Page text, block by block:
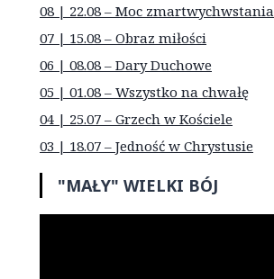
08 | 22.08 – Moc zmartwychwstania
07 | 15.08 – Obraz miłości
06 | 08.08 – Dary Duchowe
05 | 01.08 – Wszystko na chwałę
04 | 25.07 – Grzech w Kościele
03 | 18.07 – Jedność w Chrystusie
"MAŁY" WIELKI BÓJ